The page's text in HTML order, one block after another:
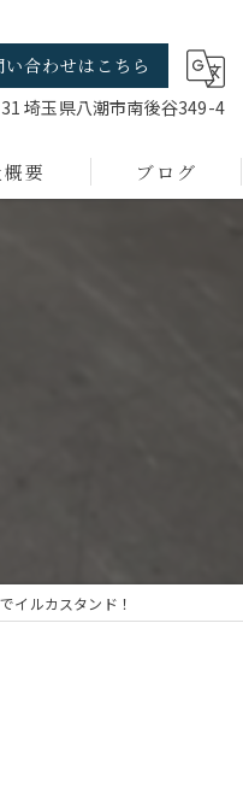
い合わせはこちら
埼玉県八潮市南後谷349-4
要 ブログ
イルカスタンド！